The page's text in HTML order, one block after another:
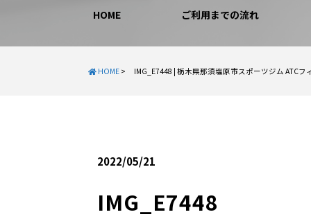
HOME ご利用までの流れ
HOME > IMG_E7448 | 栃木県那須塩原市スポーツジム ATC
2022/05/21
IMG_E7448